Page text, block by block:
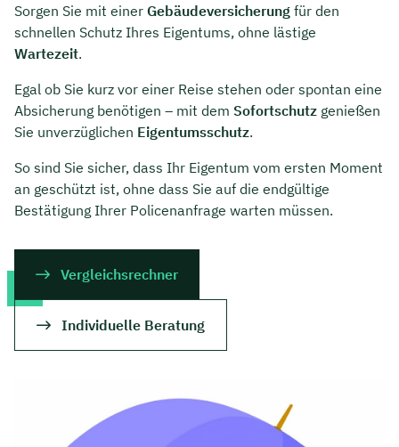
Über Uns
Kontakt
Sorgen Sie mit einer Gebäudeversicherung für den
schnellen Schutz Ihres Eigentums, ohne lästige
Wartezeit.
Egal ob Sie kurz vor einer Reise stehen oder spontan eine
Absicherung benötigen – mit dem Sofortschutz genießen
Sie unverzüglichen Eigentumsschutz.
So sind Sie sicher, dass Ihr Eigentum vom ersten Moment
an geschützt ist, ohne dass Sie auf die endgültige
Bestätigung Ihrer Policenanfrage warten müssen.
Vergleichsrechner
Individuelle Beratung